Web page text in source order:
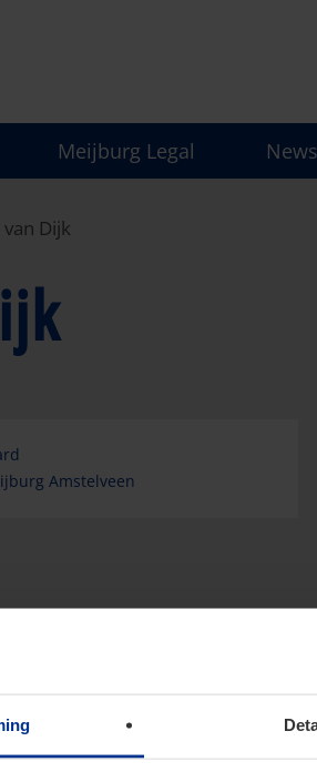
Meijburg Legal News
Dijk
Amstelveen